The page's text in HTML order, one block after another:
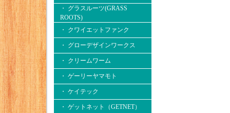
・ グラスルーツ(GRASS
ROOTS)
・ クワイエットファンク
・ グローデザインワークス
・ クリームワーム
・ ゲーリーヤマモト
・ ケイテック
・ ゲットネット（GETNET）